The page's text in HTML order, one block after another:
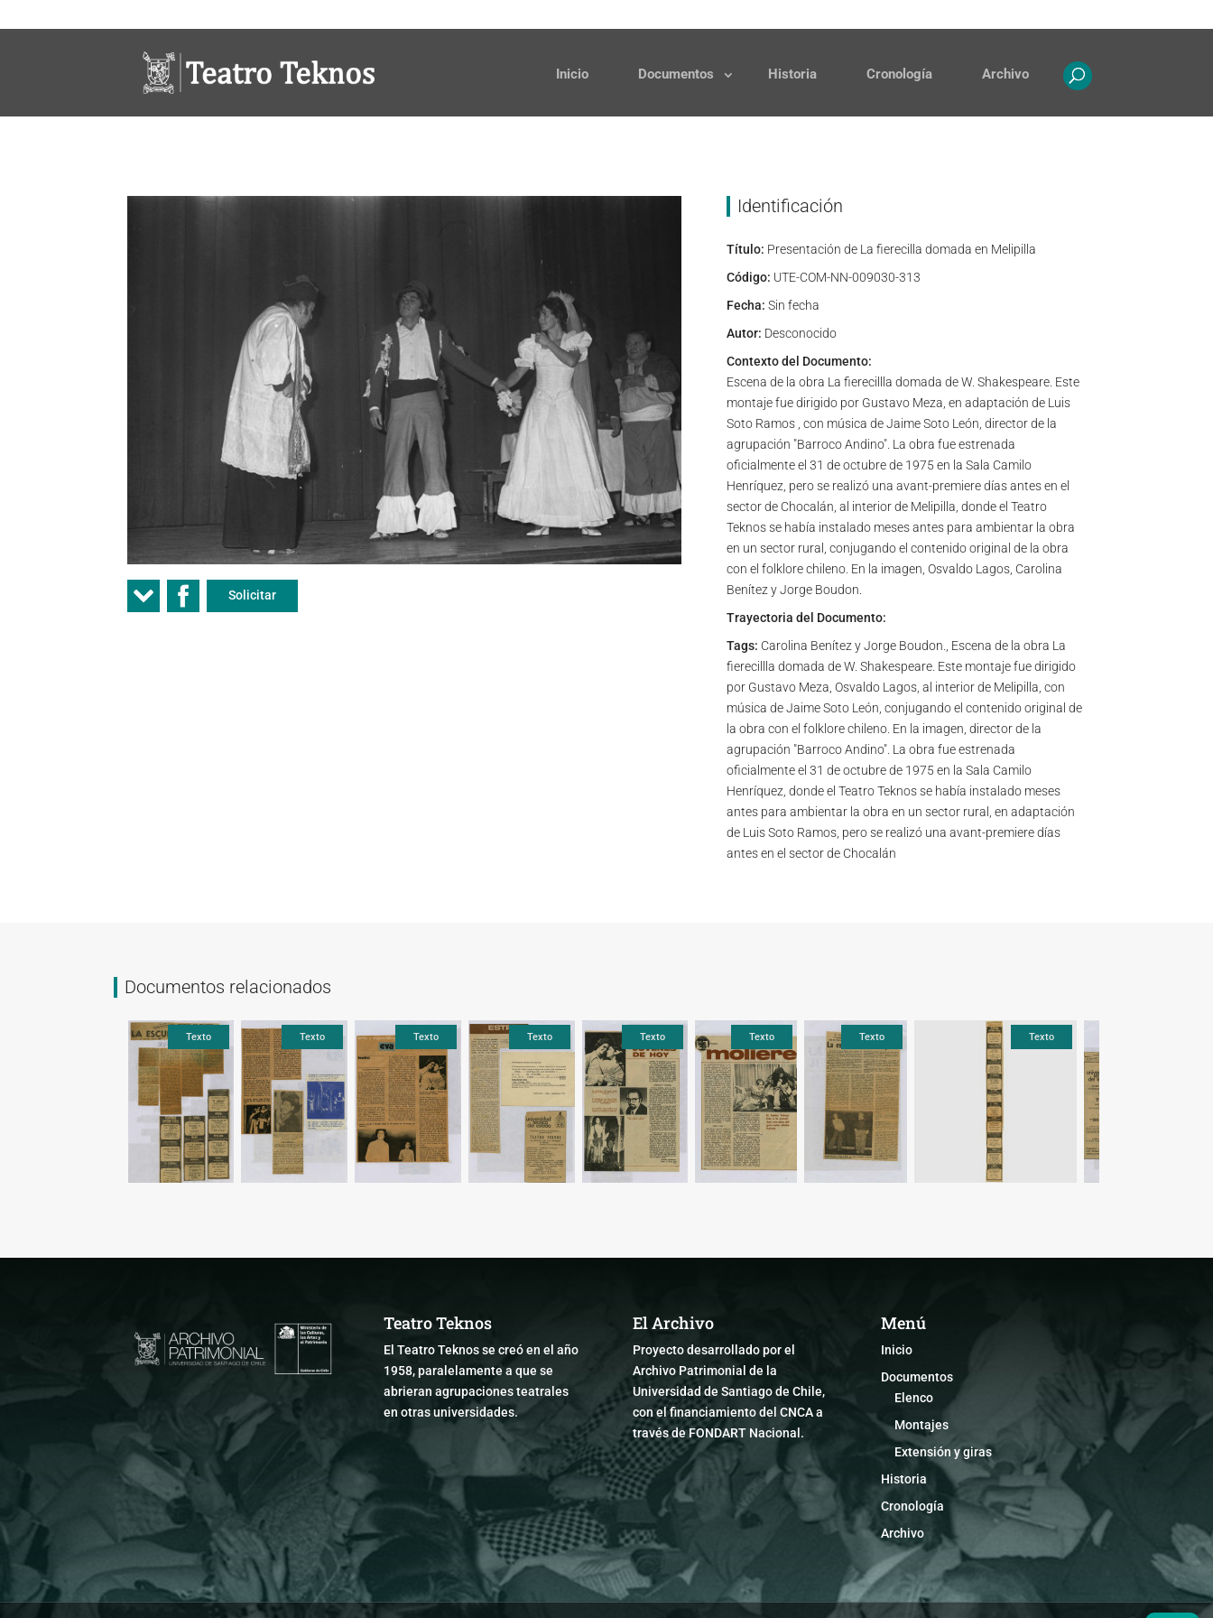
Inicio Documentos Historia Cronología Archivo
Solicitar
Identificación
Título: Presentación de La fierecilla domada en Melipilla
Código: UTE-COM-NN-009030-313
Fecha: Sin fecha
Autor: Desconocido
Contexto del Documento:
Escena de la obra La fierecillla domada de W. Shakespeare. Este
montaje fue dirigido por Gustavo Meza, en adaptación de Luis
Soto Ramos , con música de Jaime Soto León, director de la
agrupación "Barroco Andino". La obra fue estrenada
oficialmente el 31 de octubre de 1975 en la Sala Camilo
Henríquez, pero se realizó una avant-premiere días antes en el
sector de Chocalán, al interior de Melipilla, donde el Teatro
Teknos se había instalado meses antes para ambientar la obra
en un sector rural, conjugando el contenido original de la obra
con el folklore chileno. En la imagen, Osvaldo Lagos, Carolina
Benítez y Jorge Boudon.
Trayectoria del Documento:
Tags: Carolina Benítez y Jorge Boudon., Escena de la obra La
fierecillla domada de W. Shakespeare. Este montaje fue dirigido
por Gustavo Meza, Osvaldo Lagos, al interior de Melipilla, con
música de Jaime Soto León, conjugando el contenido original de
la obra con el folklore chileno. En la imagen, director de la
agrupación "Barroco Andino". La obra fue estrenada
oficialmente el 31 de octubre de 1975 en la Sala Camilo
Henríquez, donde el Teatro Teknos se había instalado meses
antes para ambientar la obra en un sector rural, en adaptación
de Luis Soto Ramos, pero se realizó una avant-premiere días
antes en el sector de Chocalán
Documentos relacionados
Texto Texto Texto Texto Texto Texto Texto Texto
Teatro Teknos
El Teatro Teknos se creó en el año
1958, paralelamente a que se
abrieran agrupaciones teatrales
en otras universidades.
El Archivo
Proyecto desarrollado por el
Archivo Patrimonial de la
Universidad de Santiago de Chile,
con el financiamiento del CNCA a
través de FONDART Nacional.
Menú
Inicio
Documentos
Elenco
Montajes
Extensión y giras
Historia
Cronología
Archivo